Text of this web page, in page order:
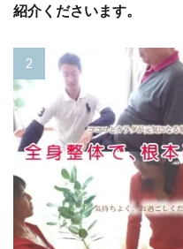
紹介くださいます。